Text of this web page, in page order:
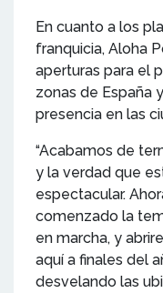
En cuanto a los
franquicia, Aloha
aperturas para el
zonas de España
presencia en las
“Acabamos de
y la verdad que
espectacular.
comenzado la
en marcha, y
aquí a finales del
desvelando las